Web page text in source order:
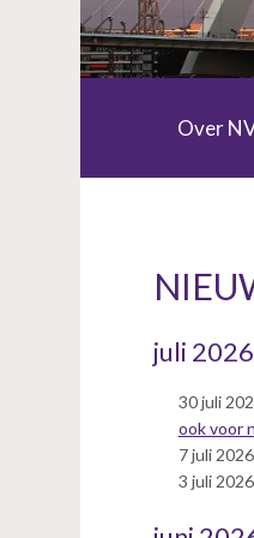
v
i
g
o
Over
juli 2026
30 juli
ook voor
7 juli 2026
3 juli 2026